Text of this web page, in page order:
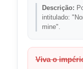
Descrição:
intitulado:
mine".
Viva o